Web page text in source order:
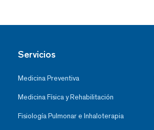
Servicios
Medicina Preventiva
Medicina Física y Rehabilitación
Fisiología Pulmonar e Inhaloterapia